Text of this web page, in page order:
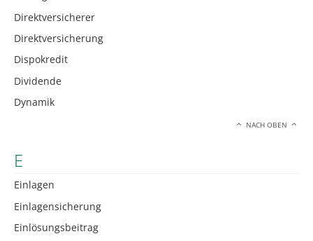
Direktversicherer
Direktversicherung
Dispokredit
Dividende
Dynamik
NACH OBEN
E
Einlagen
Einlagensicherung
Einlösungsbeitrag